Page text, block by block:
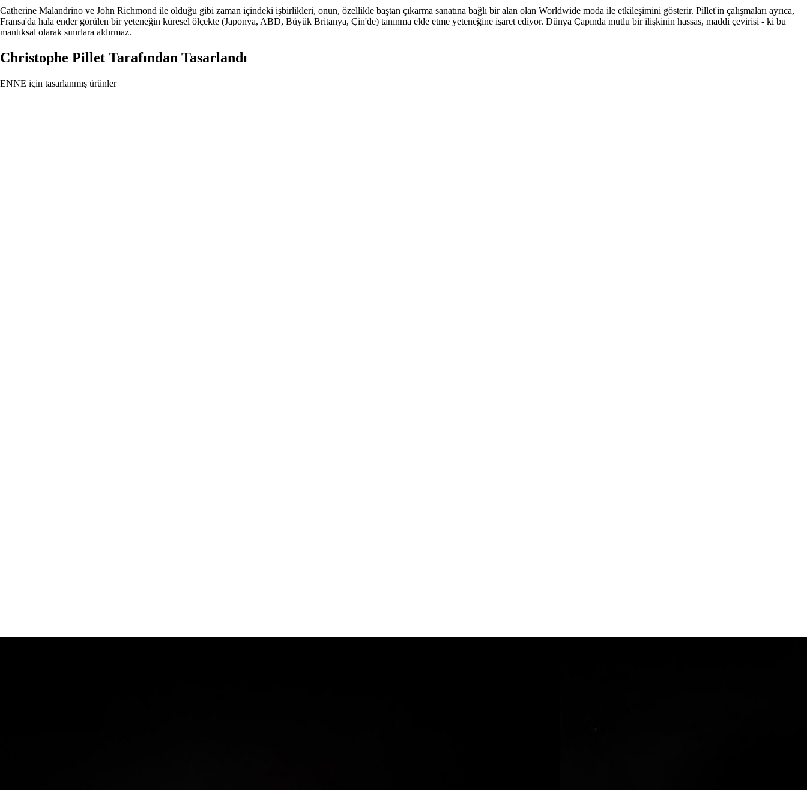
Catherine Malandrino ve John Richmond ile olduğu gibi zaman içindeki işbirlikleri, onun, özellikle baştan çıkarma sanatına bağlı bir alan olan Worldwide moda ile etkileşimini gösterir. Pillet'in çalışmaları ayrıca,
Fransa'da hala ender görülen bir yeteneğin küresel ölçekte (Japonya, ABD, Büyük Britanya, Çin'de) tanınma elde etme yeteneğine işaret ediyor. Dünya Çapında mutlu bir ilişkinin hassas, maddi çevirisi - ki bu
mantıksal olarak sınırlara aldırmaz.
Christophe Pillet Tarafından Tasarlandı
ENNE için tasarlanmış ürünler